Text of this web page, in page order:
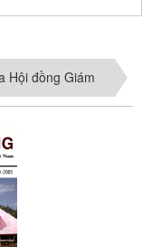
Hội đồng Giám